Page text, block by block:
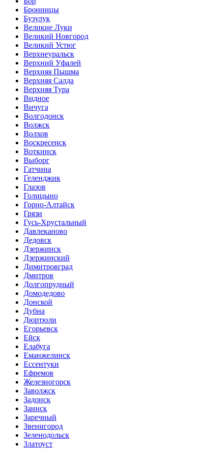
Бронницы
Бузулук
Великие Луки
Великий Новгород
Великий Устюг
Верхнеуральск
Верхний Уфалей
Верхняя Пышма
Верхняя Салда
Верхняя Тура
Видное
Вичуга
Волгодонск
Волжск
Волхов
Воскресенск
Воткинск
Выборг
Гатчина
Геленджик
Глазов
Голицыно
Горно-Алтайск
Грязи
Гусь-Хрустальный
Давлеканово
Дедовск
Дзержинск
Дзержинский
Димитровград
Дмитров
Долгопрудный
Домодедово
Донской
Дубна
Дюртюли
Егорьевск
Ейск
Елабуга
Еманжелинск
Ессентуки
Ефремов
Железногорск
Заволжск
Задонск
Заинск
Заречный
Звенигород
Зеленодольск
Златоуст